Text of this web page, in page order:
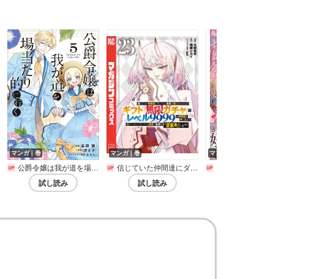
マンガ｜巻
公爵令嬢は我が道を場当たり的に行く
試し読み
マンガ｜巻
信じていた仲間達にダンジョン奥地で殺されかけたがギフト『無限ガチャ』でレベル9999の仲間達を手に入れて元パーティーメンバーと世界に復讐&『ざまぁ!』します!
試し読み
マンガ｜巻